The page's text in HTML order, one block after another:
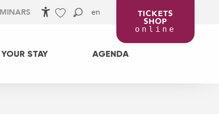
en TICKETS
SHOP
online
STAY AGENDA